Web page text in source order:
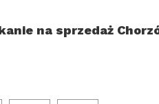
na sprzedaż